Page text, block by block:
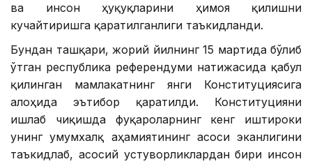
ва инсон ҳуқуқларини ҳимоя қилишни
кучайтиришга қаратилганлиги таъкидланди.
Бундан ташқари, жорий йилнинг 15 мартида бўлиб
ўтган республика референдуми натижасида қабул
қилинган мамлакатнинг янги Конституциясига
алоҳида эътибор қаратилди. Конституцияни
ишлаб чиқишда фуқароларнинг кенг иштироки
унинг умумхалқ аҳамиятининг асоси эканлигини
таъкидлаб, асосий устуворликлардан бири инсон